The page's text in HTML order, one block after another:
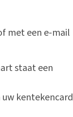
met een e-mail
staat een
kentekencard